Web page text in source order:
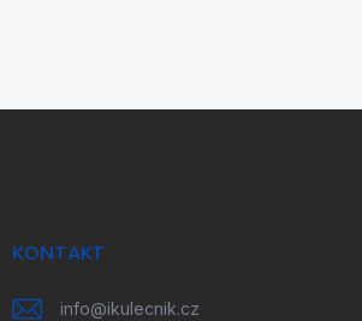
KONTAKT
info@ikulecnik.cz